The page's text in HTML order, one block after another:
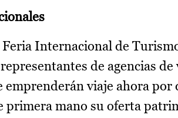
Internacional de
de agencias de
viaje ahora por
primera mano su oferta